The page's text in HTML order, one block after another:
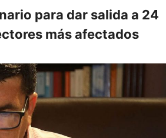
para dar salida a 24
más afectados